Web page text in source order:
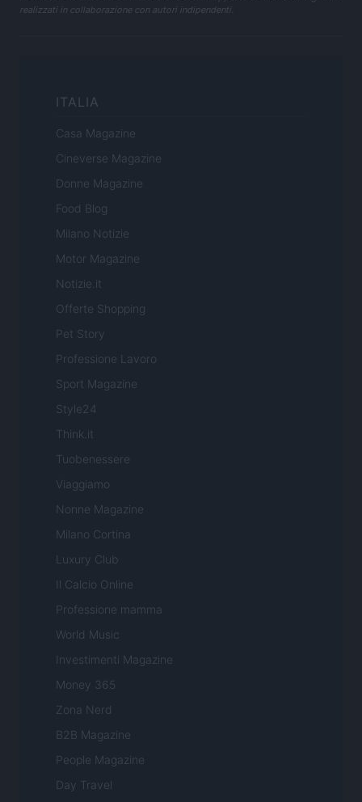
realizzati in collaborazione con autori indipendenti.
ITALIA
Casa Magazine
Cineverse Magazine
Donne Magazine
Food Blog
Milano Notizie
Motor Magazine
Notizie.it
Offerte Shopping
Pet Story
Professione Lavoro
Sport Magazine
Style24
Think.it
Tuobenessere
Viaggiamo
Nonne Magazine
Milano Cortina
Luxury Club
Il Calcio Online
Professione mamma
World Music
Investimenti Magazine
Money 365
Zona Nerd
B2B Magazine
People Magazine
Day Travel